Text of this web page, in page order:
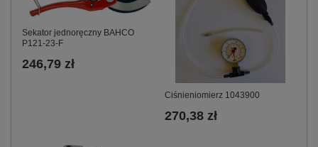
Sekator jednoręczny BAHCO
P121-23-F
246,79 zł
Ciśnieniomierz 1043900
270,38 zł